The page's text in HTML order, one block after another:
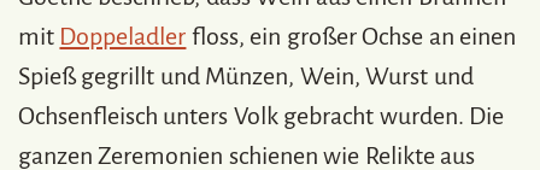
mit Doppeladler floss, ein großer Ochse an einen
Spieß gegrillt und Münzen, Wein, Wurst und
Ochsenfleisch unters Volk gebracht wurden. Die
ganzen Zeremonien schienen wie Relikte aus